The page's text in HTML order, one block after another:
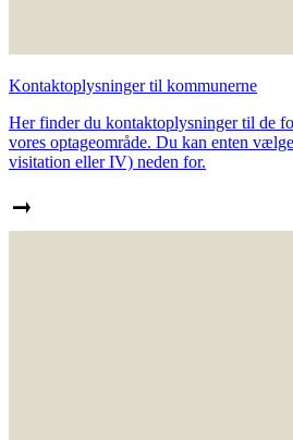
Kontaktoplysninger til kommunerne
Her finder du kontaktoplysninger til de
vores optageområde. Du kan enten
visitation eller IV) neden for.